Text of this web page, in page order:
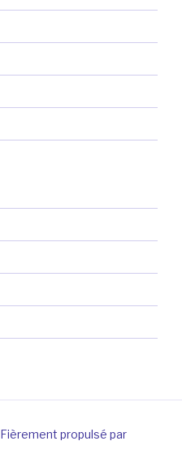
Fièrement propulsé par